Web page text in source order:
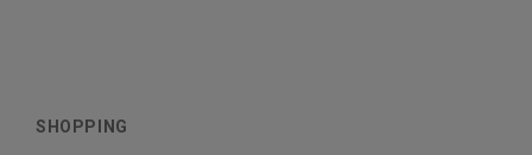
SHOPPING